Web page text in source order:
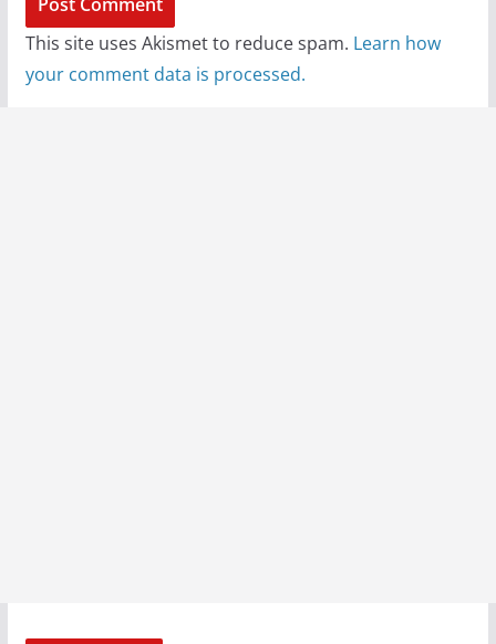
This site uses Akismet to reduce spam. Learn how
your comment data is processed.